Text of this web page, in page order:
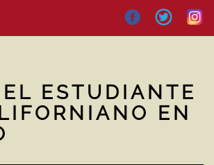
ESTUDIANTE
EN